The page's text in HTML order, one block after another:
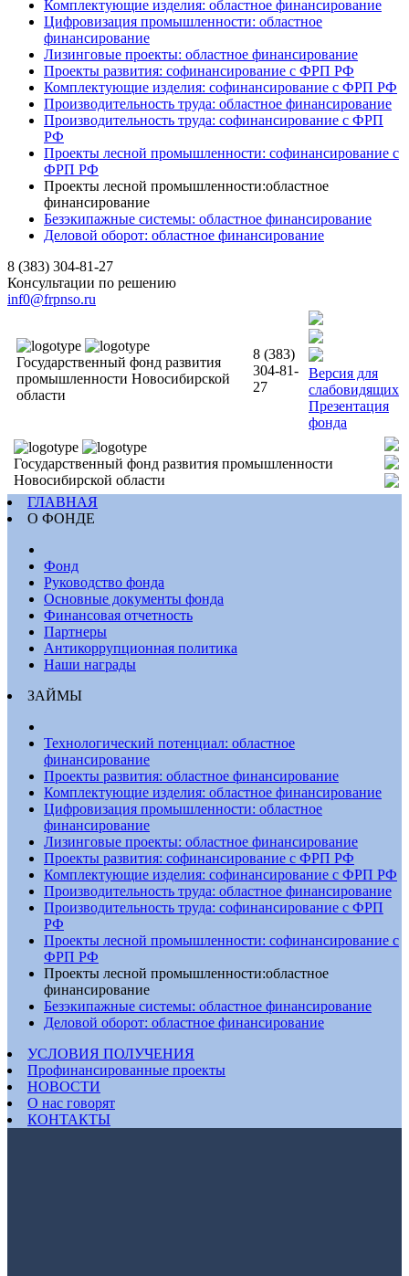
Комплектующие изделия: областное финансирование
Цифровизация промышленности: областное
финансирование
Лизинговые проекты: областное финансирование
Проекты развития: софинансирование с ФРП РФ
Комплектующие изделия: софинансирование с ФРП РФ
Производительность труда: областное финансирование
Производительность труда: софинансирование с ФРП
РФ
Проекты лесной промышленности: софинансирование с
ФРП РФ
Проекты лесной промышленности:областное
финансирование
Безэкипажные системы: областное финансирование
Деловой оборот: областное финансирование
8 (383) 304-81-27
Консультации по решению
inf0@frpnso.ru
Государственный фонд развития
промышленности Новосибирской
области
8 (383)
304-81-
27
Версия для
слабовидящих
Презентация
фонда
Государственный фонд развития промышленности
Новосибирской области
ГЛАВНАЯ
О ФОНДЕ
Фонд
Руководство фонда
Основные документы фонда
Финансовая отчетность
Партнеры
Антикоррупционная политика
Наши награды
ЗАЙМЫ
Технологический потенциал: областное
финансирование
Проекты развития: областное финансирование
Комплектующие изделия: областное финансирование
Цифровизация промышленности: областное
финансирование
Лизинговые проекты: областное финансирование
Проекты развития: софинансирование с ФРП РФ
Комплектующие изделия: софинансирование с ФРП РФ
Производительность труда: областное финансирование
Производительность труда: софинансирование с ФРП
РФ
Проекты лесной промышленности: софинансирование с
ФРП РФ
Проекты лесной промышленности:областное
финансирование
Безэкипажные системы: областное финансирование
Деловой оборот: областное финансирование
УСЛОВИЯ ПОЛУЧЕНИЯ
Профинансированные проекты
НОВОСТИ
О нас говорят
КОНТАКТЫ